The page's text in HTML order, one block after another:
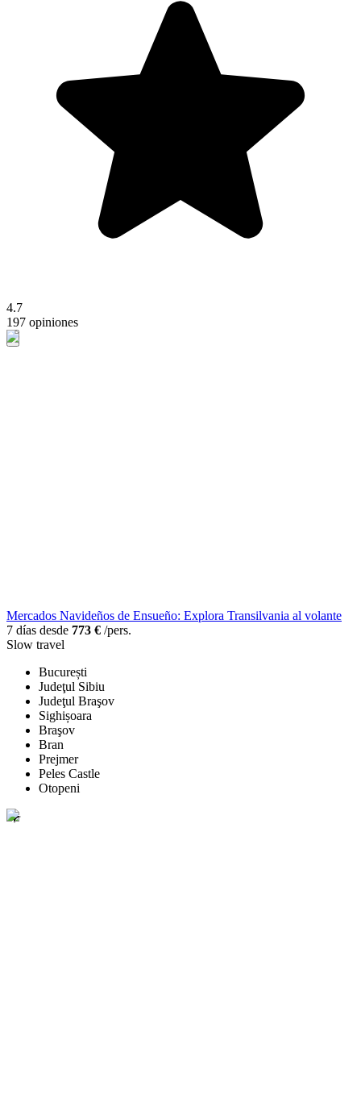
4.7
197 opiniones
Mercados Navideños de Ensueño: Explora Transilvania al volante
7 días desde 773 € /pers.
Slow travel
București
Judeţul Sibiu
Judeţul Braşov
Sighișoara
Braşov
Bran
Prejmer
Peles Castle
Otopeni